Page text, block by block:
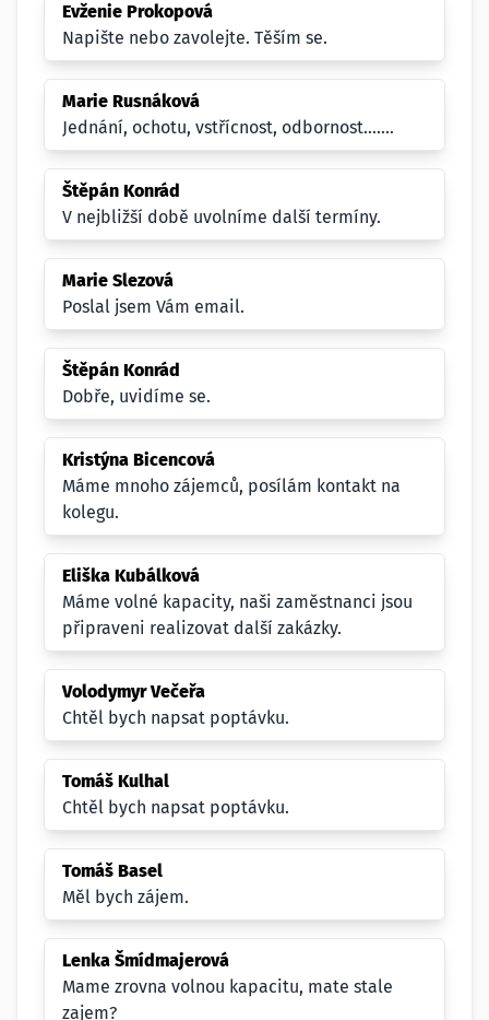
Evženie Prokopová
Napište nebo zavolejte. Těším se.
Marie Rusnáková
Jednání, ochotu, vstřícnost, odbornost.......
Štěpán Konrád
V nejbližší době uvolníme další termíny.
Marie Slezová
Poslal jsem Vám email.
Štěpán Konrád
Dobře, uvidíme se.
Kristýna Bicencová
Máme mnoho zájemců, posílám kontakt na
kolegu.
Eliška Kubálková
Máme volné kapacity, naši zaměstnanci jsou
připraveni realizovat další zakázky.
Volodymyr Večeřa
Chtěl bych napsat poptávku.
Tomáš Kulhal
Chtěl bych napsat poptávku.
Tomáš Basel
Měl bych zájem.
Lenka Šmídmajerová
Mame zrovna volnou kapacitu, mate stale
zajem?